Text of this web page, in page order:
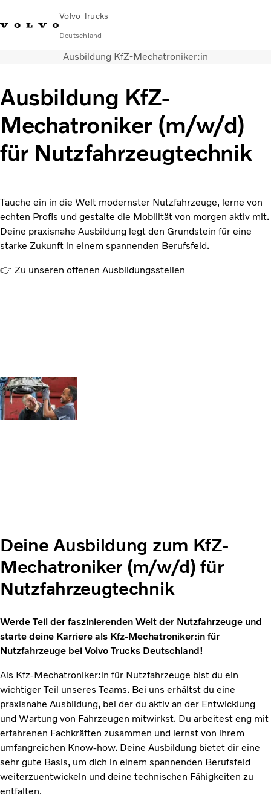
Volvo Trucks
Deutschland
KontaktEinloggen Lkw-KonfiguratorDeutschland
Lkw
Transportlösungen
Services
Händler & Werkstätten
News
Technisches
Ausbildung KfZ-Mechatroniker:in
Ausbildung KfZ-
Mechatroniker (m/w/d)
für Nutzfahrzeugtechnik
Tauche ein in die Welt modernster Nutzfahrzeuge, lerne von
echten Profis und gestalte die Mobilität von morgen aktiv mit.
Deine praxisnahe Ausbildung legt den Grundstein für eine
starke Zukunft in einem spannenden Berufsfeld.
👉 Zu unseren offenen Ausbildungsstellen
Deine Ausbildung zum KfZ-
Mechatroniker (m/w/d) für
Nutzfahrzeugtechnik
Werde Teil der faszinierenden Welt der Nutzfahrzeuge und
starte deine Karriere als Kfz-Mechatroniker:in für
Nutzfahrzeuge bei Volvo Trucks Deutschland!
Als Kfz-Mechatroniker:in für Nutzfahrzeuge bist du ein
wichtiger Teil unseres Teams. Bei uns erhältst du eine
praxisnahe Ausbildung, bei der du aktiv an der Entwicklung
und Wartung von Fahrzeugen mitwirkst. Du arbeitest eng mit
erfahrenen Fachkräften zusammen und lernst von ihrem
umfangreichen Know-how. Deine Ausbildung bietet dir eine
sehr gute Basis, um dich in einem spannenden Berufsfeld
weiterzuentwickeln und deine technischen Fähigkeiten zu
entfalten.